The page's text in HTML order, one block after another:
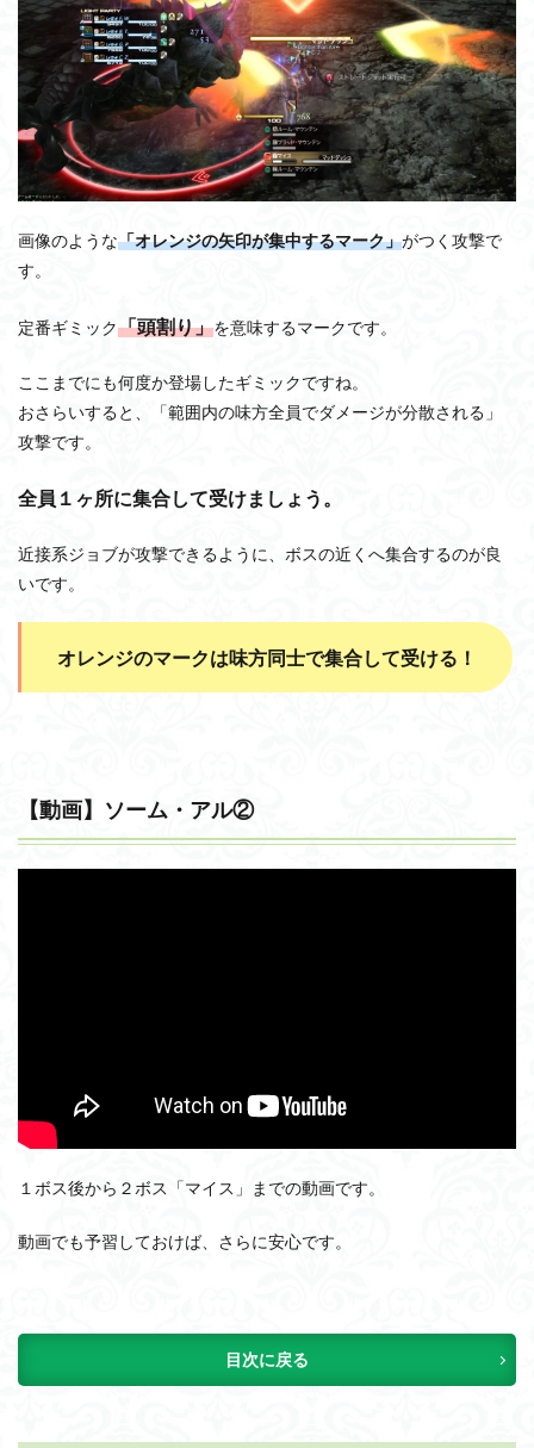
画像のような「オレンジの矢印が集中するマーク」がつく攻撃で
す。
定番ギミック「頭割り」を意味するマークです。
ここまでにも何度か登場したギミックですね。
おさらいすると、「範囲内の味方全員でダメージが分散される」
攻撃です。
全員１ヶ所に集合して受けましょう。
近接系ジョブが攻撃できるように、ボスの近くへ集合するのが良
いです。
オレンジのマークは味方同士で集合して受ける！
【動画】ソーム・アル②
１ボス後から２ボス「マイス」までの動画です。
動画でも予習しておけば、さらに安心です。
目次に戻る